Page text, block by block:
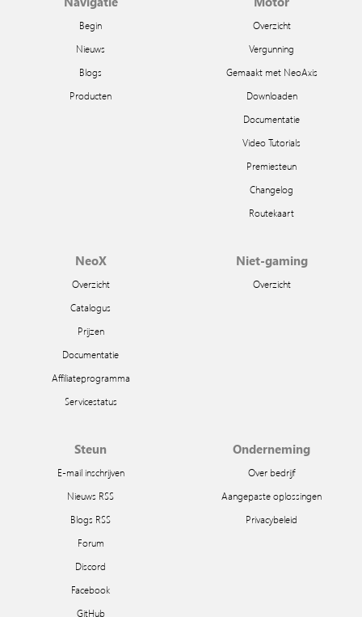
Begin
Nieuws
Blogs
Producten
Overzicht
Vergunning
Gemaakt met NeoAxis
Downloaden
Documentatie
Video Tutorials
Premiesteun
Changelog
Routekaart
NeoX
Overzicht
Catalogus
Prijzen
Documentatie
Affiliateprogramma
Servicestatus
Niet-gaming
Overzicht
Steun
E-mail inschrijven
Nieuws RSS
Blogs RSS
Forum
Discord
Facebook
GitHub
Onderneming
Over bedrijf
Aangepaste oplossingen
Privacybeleid